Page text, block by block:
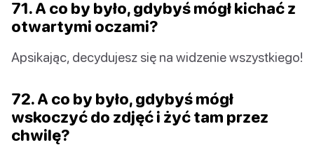
71. A co by było, gdybyś mógł kichać z
otwartymi oczami?
Apsikając, decydujesz się na widzenie wszystkiego!
72. A co by było, gdybyś mógł
wskoczyć do zdjęć i żyć tam przez
chwilę?